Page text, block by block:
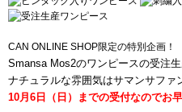
CAN ONLINE SHOP限定の特別企画！
Smansa Mos2のワンピースの受注生
ナチュラルな雰囲気はサマンサファ
10月6日（日）までの受付なのでお